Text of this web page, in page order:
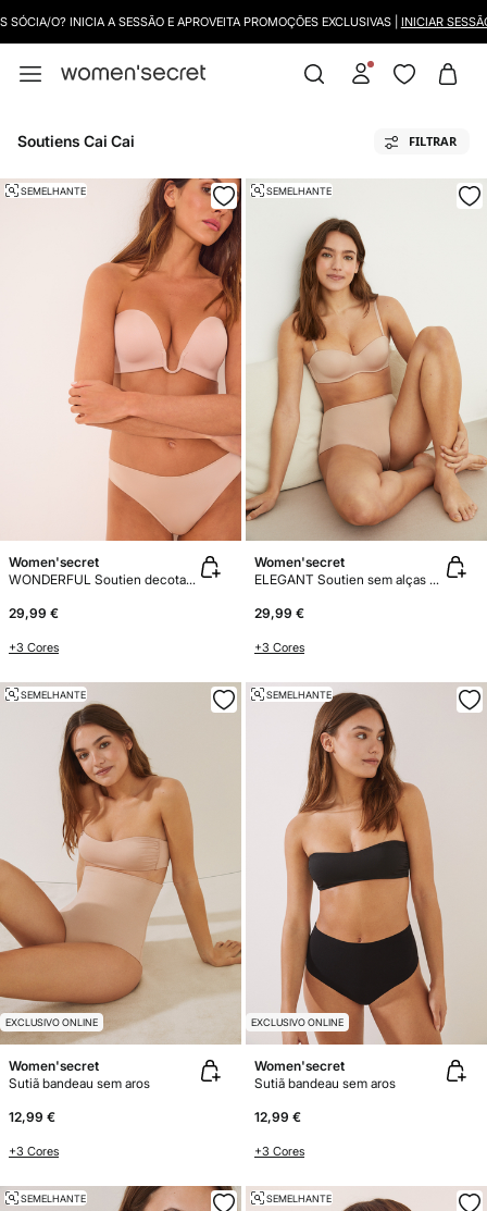
DEVOLUÇÕES GRÁTIS NA LOJA E COM RECOLHA AO DOMICILIO
Soutiens Cai Cai FILTRAR
SEMELHANTE
Women'secret
WONDERFUL Soutien decotado nude
29,99 €
+3 Cores
SEMELHANTE
Women'secret
ELEGANT Soutien sem alças microfibra
29,99 €
+3 Cores
EXCLUSIVO ONLINE
SEMELHANTE
Women'secret
Sutiã bandeau sem aros
12,99 €
+3 Cores
EXCLUSIVO ONLINE
SEMELHANTE
Women'secret
Sutiã bandeau sem aros
12,99 €
+3 Cores
SEMELHANTE SEMELHANTE